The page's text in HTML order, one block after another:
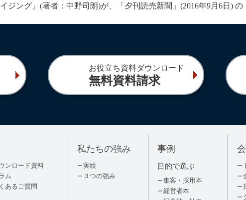
ジング』(著者：中野司朗)が、「夕刊読売新聞」(2016年9月6日)
お役立ち資料ダウンロード
無料資料請求
ンロード資料
ム
あるご質問
私たちの強み
実績
３つの強み
事例
目的で選ぶ
集客・採用本
経営者本